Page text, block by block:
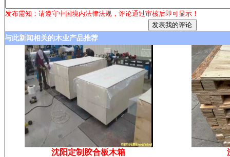
发布需知：请遵守中国境内法律法规，评论通过审核后即可显示！
与此新闻相关的木业产品推荐
沈阳定制胶合板木箱